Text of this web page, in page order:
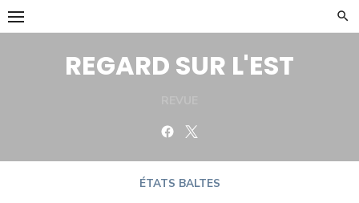
Skip
to
REGARD SUR L'EST
Facebook
ÉTATS BALTES